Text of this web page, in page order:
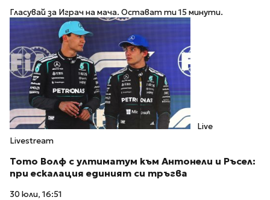
Гласувай за Играч на мача. Остават ти 15 минути.
Live
Livestream
Тото Волф с ултиматум към Антонели и Ръсел:
при ескалация единият си тръгва
30 юли, 16:51